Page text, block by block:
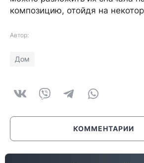
композицию, отойдя на
Автор:
Дом
КОММЕНТАРИИ